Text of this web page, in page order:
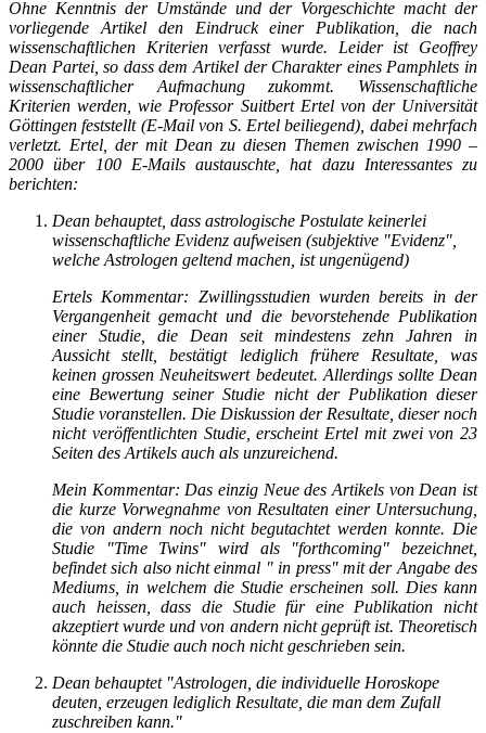
Ohne Kenntnis der Umstände und der Vorgeschichte macht der
vorliegende Artikel den Eindruck einer Publikation, die nach
wissenschaftlichen Kriterien verfasst wurde. Leider ist Geoffrey
Dean Partei, so dass dem Artikel der Charakter eines Pamphlets in
wissenschaftlicher Aufmachung zukommt. Wissenschaftliche
Kriterien werden, wie Professor Suitbert Ertel von der Universität
Göttingen feststellt (E-Mail von S. Ertel beiliegend), dabei mehrfach
verletzt. Ertel, der mit Dean zu diesen Themen zwischen 1990 –
2000 über 100 E-Mails austauschte, hat dazu Interessantes zu
berichten:
Dean behauptet, dass astrologische Postulate keinerlei
wissenschaftliche Evidenz aufweisen (subjektive "Evidenz",
welche Astrologen geltend machen, ist ungenügend)
Ertels Kommentar: Zwillingsstudien wurden bereits in der
Vergangenheit gemacht und die bevorstehende Publikation
einer Studie, die Dean seit mindestens zehn Jahren in
Aussicht stellt, bestätigt lediglich frühere Resultate, was
keinen grossen Neuheitswert bedeutet. Allerdings sollte Dean
eine Bewertung seiner Studie nicht der Publikation dieser
Studie voranstellen. Die Diskussion der Resultate, dieser noch
nicht veröffentlichten Studie, erscheint Ertel mit zwei von 23
Seiten des Artikels auch als unzureichend.
Mein Kommentar: Das einzig Neue des Artikels von Dean ist
die kurze Vorwegnahme von Resultaten einer Untersuchung,
die von andern noch nicht begutachtet werden konnte. Die
Studie "Time Twins" wird als "forthcoming" bezeichnet,
befindet sich also nicht einmal " in press" mit der Angabe des
Mediums, in welchem die Studie erscheinen soll. Dies kann
auch heissen, dass die Studie für eine Publikation nicht
akzeptiert wurde und von andern nicht geprüft ist. Theoretisch
könnte die Studie auch noch nicht geschrieben sein.
Dean behauptet "Astrologen, die individuelle Horoskope
deuten, erzeugen lediglich Resultate, die man dem Zufall
zuschreiben kann."